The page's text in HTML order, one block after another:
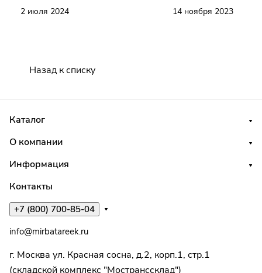
2 июля 2024 14 ноября 2023
Назад к списку
Каталог
О компании
Информация
Контакты
+7 (800) 700-85-04
info@mirbatareek.ru
г. Москва ул. Красная сосна, д.2, корп.1, стр.1
(складской комплекс "Мостранссклад")